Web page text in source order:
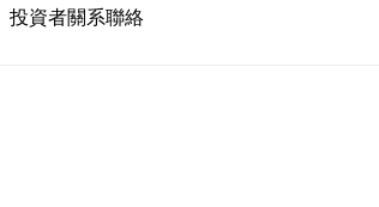
投資者關系聯絡